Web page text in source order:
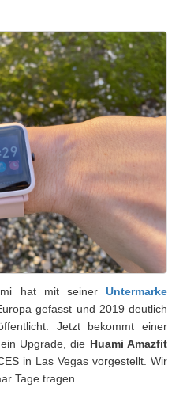
hat mit seiner Untermarke
gefasst und 2019 deutlich
Jetzt bekommt einer
Upgrade, die Huami Amazfit
in Las Vegas vorgestellt. Wir
Tage tragen.